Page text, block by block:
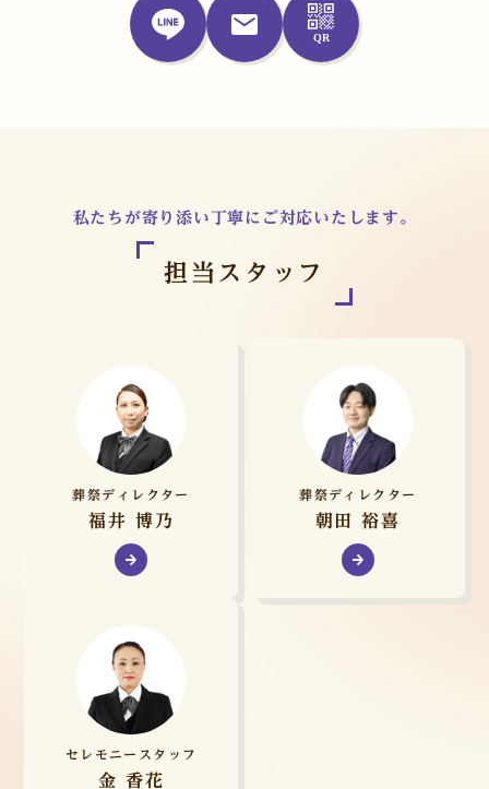
私たちが寄り添い丁寧にご対応いたします。
担当スタッフ
葬祭ディレクター
福井 博乃
葬祭ディレクター
朝田 裕喜
セレモニースタッフ
金 香花